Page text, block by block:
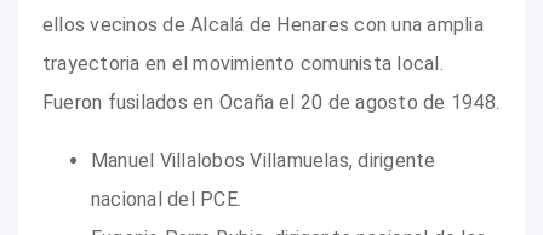
ellos vecinos de Alcalá de Henares con una amplia
trayectoria en el movimiento comunista local.
Fueron fusilados en Ocaña el 20 de agosto de 1948.
Manuel Villalobos Villamuelas, dirigente
nacional del PCE.